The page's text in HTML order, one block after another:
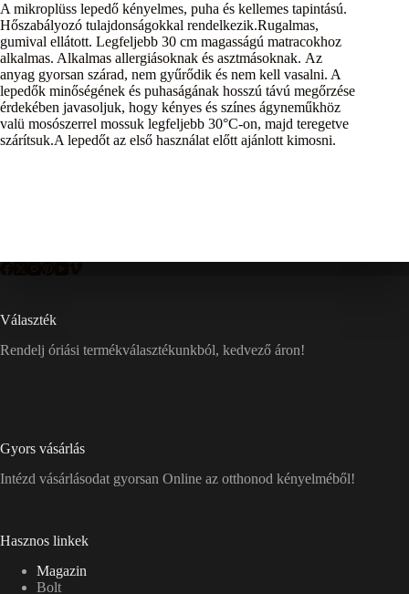
A mikroplüss lepedő kényelmes, puha és kellemes tapintású.
Hőszabályozó tulajdonságokkal rendelkezik.Rugalmas,
gumival ellátott. Legfeljebb 30 cm magasságú matracokhoz
alkalmas. Alkalmas allergiásoknak és asztmásoknak. Az
anyag gyorsan szárad, nem gyűrődik és nem kell vasalni. A
lepedők minőségének és puhaságának hosszú távú megőrzése
érdekében javasoljuk, hogy kényes és színes ágyneműkhöz
valü mosószerrel mossuk legfeljebb 30°C-on, majd teregetve
szárítsuk.A lepedőt az első használat előtt ajánlott kimosni.
Választék
Rendelj óriási termékválasztékunkból, kedvező áron!
Gyors vásárlás
Intézd vásárlásodat gyorsan Online az otthonod kényelméből!
Hasznos linkek
Magazin
Bolt